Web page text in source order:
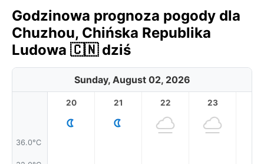
Godzinowa prognoza pogody dla
Chuzhou, Chińska Republika
Ludowa 🇨🇳 dziś
Sunday, August 02, 2026
36.0°C
20 21 22 23